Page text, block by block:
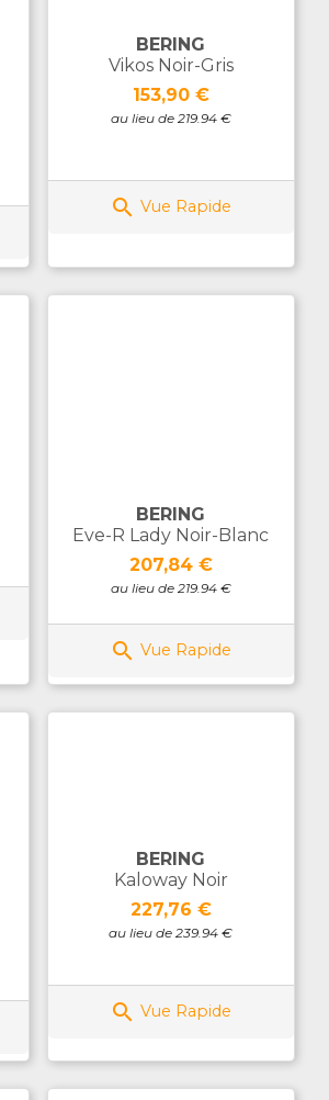
BERING
Vikos Noir-Gris
Prix
153,90 €
au lieu de 219.94 €
 Vue Rapide
BERING
Eve-R Lady Noir-Blanc
Prix
207,84 €
au lieu de 219.94 €
 Vue Rapide
BERING
Kaloway Noir
Prix
227,76 €
au lieu de 239.94 €
 Vue Rapide